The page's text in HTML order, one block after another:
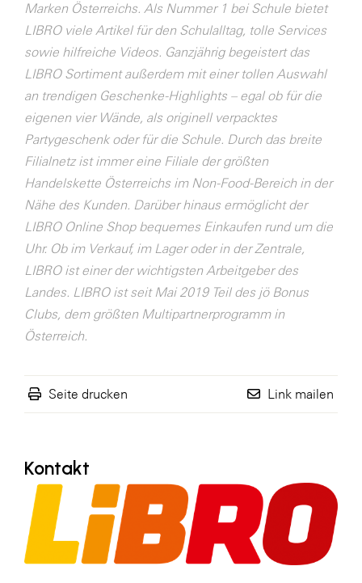
OMV
PAGRO
PHH Rechtsanwält:innen
Salesforce
sebamed
SERVICE&MORE
SKINUANCE®
Sony DADC
STIHL Tirol
VALETTA
Verband Druck Medien Österreich
Wirtschaftskammer Salzburg
WKS Fachgruppe Fahrzeughandel und
Marken Österreichs. Als Nummer 1 bei Schule bietet
LIBRO viele Artikel für den Schulalltag, tolle Services
sowie hilfreiche Videos. Ganzjährig begeistert das
LIBRO Sortiment außerdem mit einer tollen Auswahl
an trendigen Geschenke-Highlights – egal ob für die
eigenen vier Wände, als originell verpacktes
Partygeschenk oder für die Schule. Durch das breite
Filialnetz ist immer eine Filiale der größten
Handelskette Österreichs im Non-Food-Bereich in der
Nähe des Kunden. Darüber hinaus ermöglicht der
LIBRO Online Shop bequemes Einkaufen rund um die
Uhr. Ob im Verkauf, im Lager oder in der Zentrale,
LIBRO ist einer der wichtigsten Arbeitgeber des
Landes. LIBRO ist seit Mai 2019 Teil des jö Bonus
Clubs, dem größten Multipartnerprogramm in
Österreich.
Seite drucken Link mailen
Kontakt